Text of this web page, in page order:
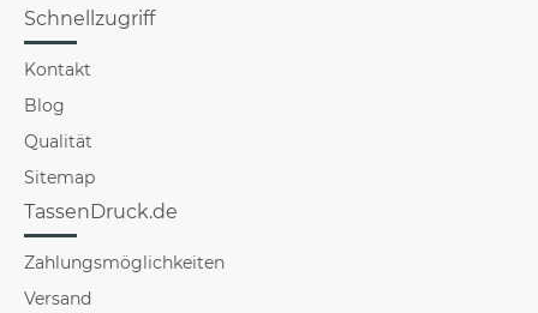
Schnellzugriff
Kontakt
Blog
Qualität
Sitemap
TassenDruck.de
Zahlungsmöglichkeiten
Versand